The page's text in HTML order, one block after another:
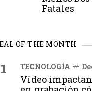
Fatales
OF THE MONTH
TECNOLOGÍA
Vídeo